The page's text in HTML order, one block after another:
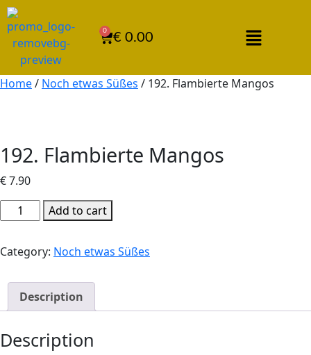
€ 0.00
0
Home/ Noch etwas Süßes / 192. Flambierte Mangos
192. Flambierte Mangos
€7.90
Add to cart
Category: Noch etwas Süßes
Description
Description